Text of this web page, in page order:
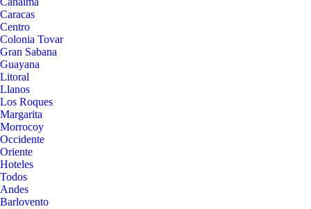
Caracas
Centro
Colonia Tovar
Gran Sabana
Guayana
Litoral
Llanos
Los Roques
Margarita
Morrocoy
Occidente
Oriente
Hoteles
Todos
Andes
Barlovento